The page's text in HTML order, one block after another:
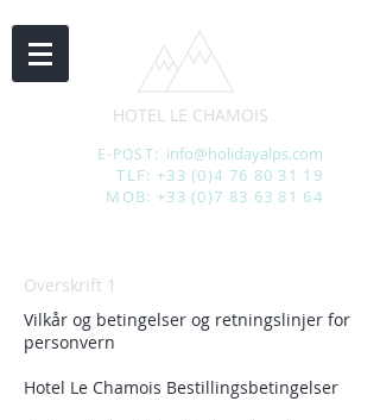
E-POST: info@holidayalps.com
TLF: +33 (0)4 76 80 31 19
MOB: +33 (0)7 83 63 81 64
HOTEL LE CHAMOIS
Overskrift 1
Vilkår og betingelser og retningslinjer for
personvern
Hotel Le Chamois Bestillingsbetingelser